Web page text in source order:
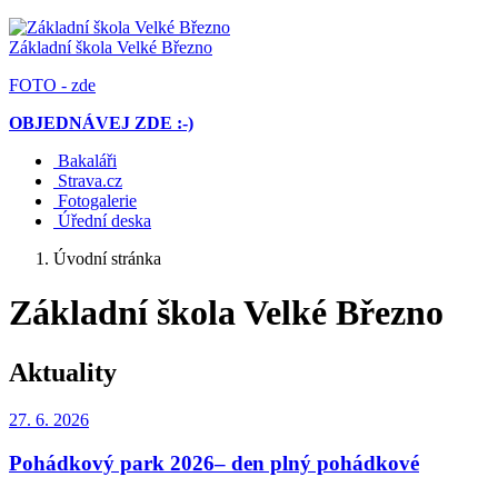
Základní škola Velké Březno
FOTO - zde
OBJEDNÁVEJ ZDE :-)
Bakaláři
Strava.cz
Fotogalerie
Úřední deska
Úvodní stránka
Základní škola Velké Březno
Aktuality
27. 6. 2026
Pohádkový park 2026– den plný pohádkové